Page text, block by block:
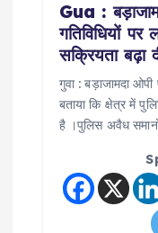
Gua :
गतिविधियों पर
सक्रियता बढ़ा
गुवा : बड़ाजामदा ओपी
बताया कि क्षेत्र में
है ।पुलिस अवैध